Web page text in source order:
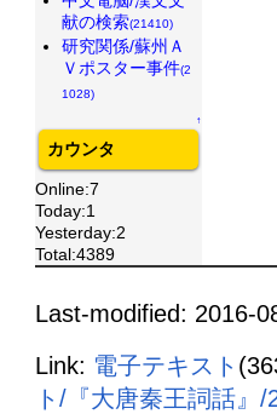
献の検索(21410)
研究関係/蘇州Ａ
Ｖポスター事件(2
1028)
↑
カウンタ
Online:7
Today:1
Yesterday:2
Total:4389
Last-modified: 2016-
Link: 電子テキスト
ト/『大唐秦王詞話』/